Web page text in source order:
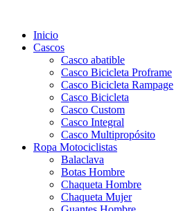
Inicio
Cascos
Casco abatible
Casco Bicicleta Proframe
Casco Bicicleta Rampage
Casco Bicicleta
Casco Custom
Casco Integral
Casco Multipropósito
Ropa Motociclistas
Balaclava
Botas Hombre
Chaqueta Hombre
Chaqueta Mujer